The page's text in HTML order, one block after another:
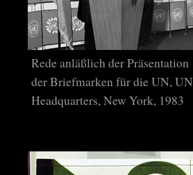
Rede anläßlich der Präsentation
der Briefmarken für die UN, UN
Headquarters, New York, 1983